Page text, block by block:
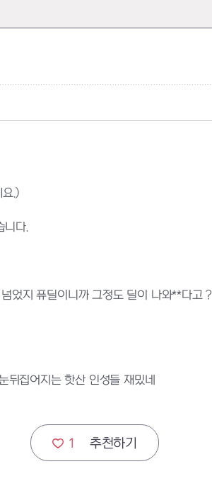
.)
니다.
었지 퓨딜이니까 그정도 딜이 나와**다고
뒤집어지는 핫산 인성들 재밌네
1 추천하기